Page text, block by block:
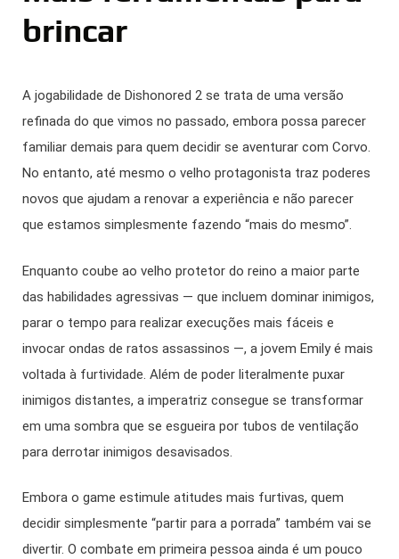
brincar
A jogabilidade de Dishonored 2 se trata de uma versão
refinada do que vimos no passado, embora possa parecer
familiar demais para quem decidir se aventurar com Corvo.
No entanto, até mesmo o velho protagonista traz poderes
novos que ajudam a renovar a experiência e não parecer
que estamos simplesmente fazendo “mais do mesmo”.
Enquanto coube ao velho protetor do reino a maior parte
das habilidades agressivas — que incluem dominar inimigos,
parar o tempo para realizar execuções mais fáceis e
invocar ondas de ratos assassinos —, a jovem Emily é mais
voltada à furtividade. Além de poder literalmente puxar
inimigos distantes, a imperatriz consegue se transformar
em uma sombra que se esgueira por tubos de ventilação
para derrotar inimigos desavisados.
Embora o game estimule atitudes mais furtivas, quem
decidir simplesmente “partir para a porrada” também vai se
divertir. O combate em primeira pessoa ainda é um pouco